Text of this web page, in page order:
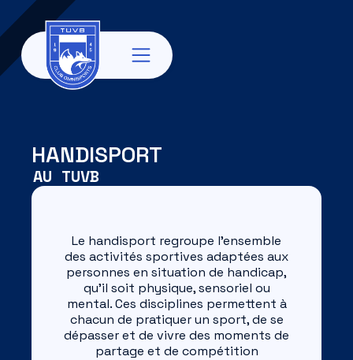
HANDISPORT
AU TUVB
Le handisport regroupe l’ensemble
des activités sportives adaptées aux
personnes en situation de handicap,
qu’il soit physique, sensoriel ou
mental. Ces disciplines permettent à
chacun de pratiquer un sport, de se
dépasser et de vivre des moments de
partage et de compétition